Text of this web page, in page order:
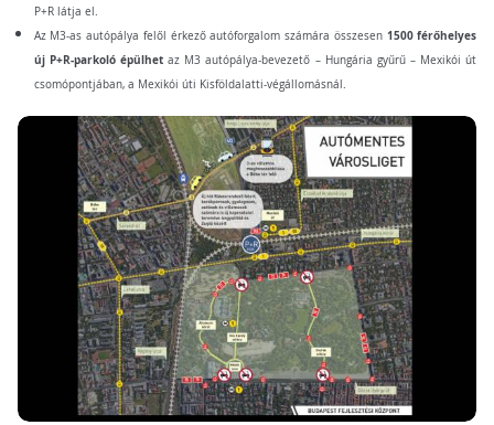
P+R látja el.
Az M3-as autópálya felől érkező autóforgalom számára összesen 1500 férőhelyes
új P+R-parkoló épülhet az M3 autópálya-bevezető – Hungária gyűrű – Mexikói út
csomópontjában, a Mexikói úti Kisföldalatti-végállomásnál.